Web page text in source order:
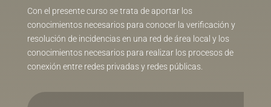
Con el presente curso se trata de aportar los
conocimientos necesarios para conocer la verificación y
resolución de incidencias en una red de área local y los
conocimientos necesarios para realizar los procesos de
conexión entre redes privadas y redes públicas.